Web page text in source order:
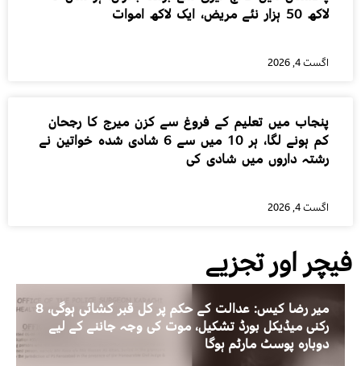
لاکھ 50 ہزار نئے مریض، ایک لاکھ اموات
اگست 4, 2026
پنجاب میں تعلیم کے فروغ سے کزن میرج کا رجحان
کم ہونے لگا، ہر 10 میں سے 6 شادی شدہ خواتین نے
رشتہ داروں میں شادی کی
اگست 4, 2026
فیچر اور تجزیے
میر رضا کیس: عدالت کے حکم پر کل قبر کشائی ہوگی، 8
رکنی میڈیکل بورڈ تشکیل، موت کی وجہ جاننے کے لیے
دوبارہ پوسٹ مارٹم ہوگا